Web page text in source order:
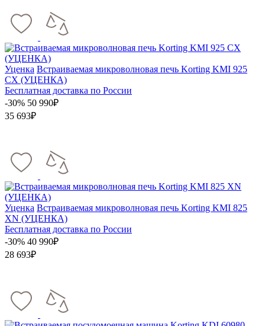
Уценка Встраиваемая микроволновая печь Korting KMI 925
CX (УЦЕНКА)
Бесплатная доставка по России
-30% 50 990₽
35 693₽
Уценка Встраиваемая микроволновая печь Korting KMI 825
XN (УЦЕНКА)
Бесплатная доставка по России
-30% 40 990₽
28 693₽